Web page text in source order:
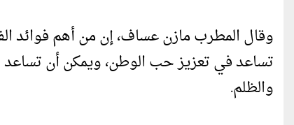
وقال المطرب مازن عساف، إن من أهم فوائد
تساعد في تعزيز حب الوطن، ويمكن أن تساعد
والظلم.